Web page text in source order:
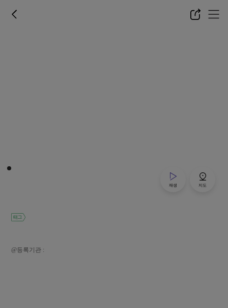
재생 지도
태그
@등록기관 :